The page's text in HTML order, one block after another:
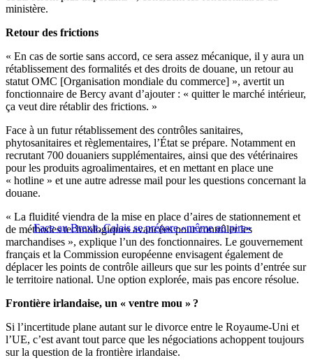
ministère.
Retour des frictions
« En cas de sortie sans accord, ce sera assez mécanique, il y aura un
rétablissement des formalités et des droits de douane, un retour au
statut OMC [Organisation mondiale du commerce] », avertit un
fonctionnaire de Bercy avant d’ajouter : « quitter le marché intérieur,
ça veut dire rétablir des frictions. »
Face à un futur rétablissement des contrôles sanitaires,
phytosanitaires et règlementaires, l’État se prépare. Notamment en
recrutant 700 douaniers supplémentaires, ainsi que des vétérinaires
pour les produits agroalimentaires, et en mettant en place une
« hotline » et une autre adresse mail pour les questions concernant la
douane.
Face au Brexit, Calais se prépare «même au pire»
« La fluidité viendra de la mise en place d’aires de stationnement et
de méthodes technologiques avancées pour contrôler les
marchandises », explique l’un des fonctionnaires. Le gouvernement
français et la Commission européenne envisagent également de
déplacer les points de contrôle ailleurs que sur les points d’entrée sur
le territoire national. Une option explorée, mais pas encore résolue.
Frontière irlandaise, un « ventre mou » ?
Si l’incertitude plane autant sur le divorce entre le Royaume-Uni et
l’UE, c’est avant tout parce que les négociations achoppent toujours
sur la question de la frontière irlandaise.